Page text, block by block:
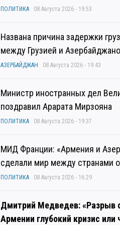
ПОЛИТИКА 08 Августа 2026 - 19:53
Названа причина задержки
между Грузией и
АЗЕРБАЙДЖАН 08 Августа 2026 - 19:43
Министр иностранных дел
поздравил Арарата Мирзояна
ПОЛИТИКА 08 Августа 2026 - 19:37
МИД Франции: «Армения и
сделали мир между странами
ПОЛИТИКА 08 Августа 2026 - 16:29
Дмитрий Медведев: «Разрыв
Армении глубокий кризис или